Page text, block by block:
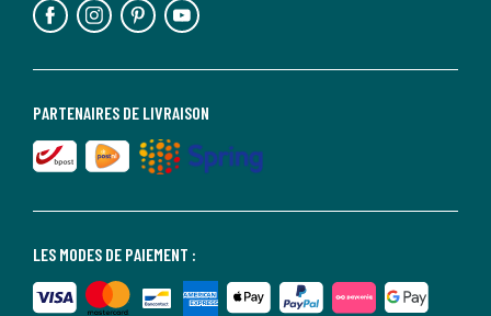
LES MODES DE PAIEMENT :
PARTENAIRES DE LIVRAISON